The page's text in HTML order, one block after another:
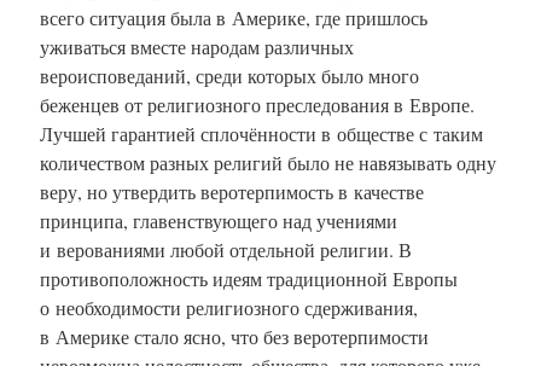
всего ситуация была в Америке, где пришлось
уживаться вместе народам различных
вероисповеданий, среди которых было много
беженцев от религиозного преследования в Европе.
Лучшей гарантией сплочённости в обществе с таким
количеством разных религий было не навязывать одну
веру, но утвердить веротерпимость в качестве
принципа, главенствующего над учениями
и верованиями любой отдельной религии. В
противоположность идеям традиционной Европы
о необходимости религиозного сдерживания,
в Америке стало ясно, что без веротерпимости